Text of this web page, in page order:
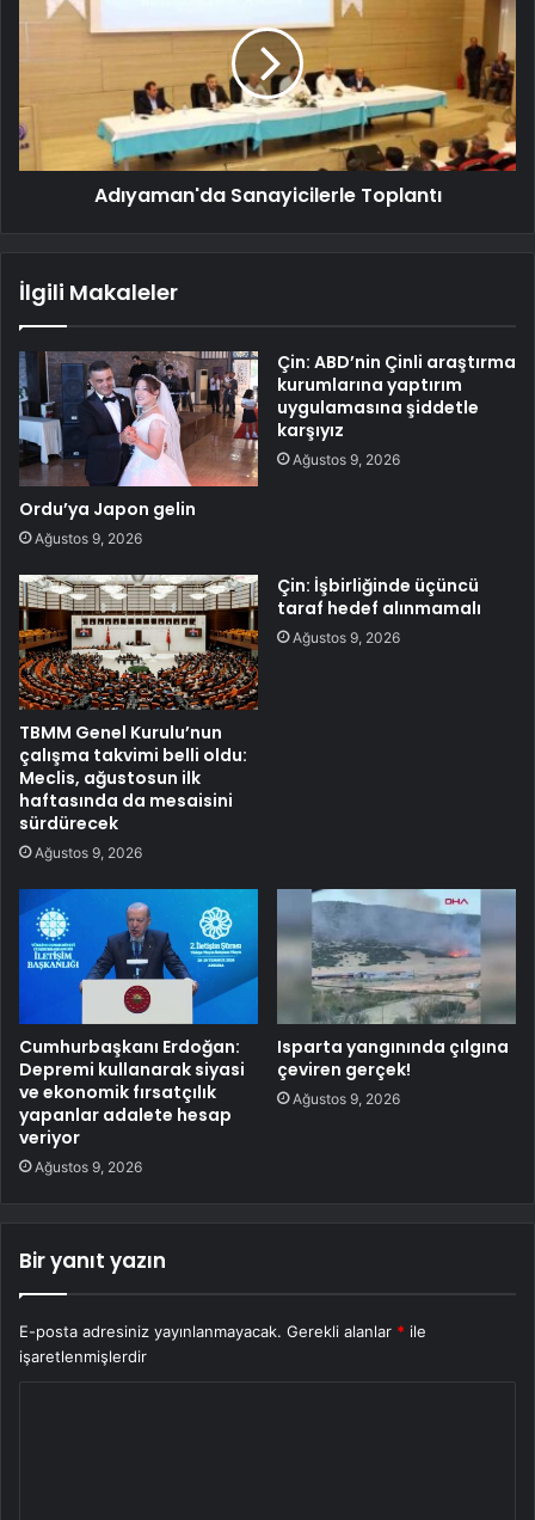
Adıyaman'da Sanayicilerle Toplantı
İlgili Makaleler
Ordu’ya Japon gelin
Ağustos 9, 2026
Çin: ABD’nin Çinli araştırma
kurumlarına yaptırım
uygulamasına şiddetle
karşıyız
Ağustos 9, 2026
TBMM Genel Kurulu’nun
çalışma takvimi belli oldu:
Meclis, ağustosun ilk
haftasında da mesaisini
sürdürecek
Ağustos 9, 2026
Çin: İşbirliğinde üçüncü
taraf hedef alınmamalı
Ağustos 9, 2026
Cumhurbaşkanı Erdoğan:
Depremi kullanarak siyasi
ve ekonomik fırsatçılık
yapanlar adalete hesap
veriyor
Ağustos 9, 2026
Isparta yangınında çılgına
çeviren gerçek!
Ağustos 9, 2026
Bir yanıt yazın
E-posta adresiniz yayınlanmayacak. Gerekli alanlar * ile
işaretlenmişlerdir